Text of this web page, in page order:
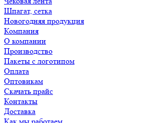
Шпагат, сетка
Новогодняя продукция
Компания
О компании
Производство
Пакеты с логотипом
Оплата
Оптовикам
Скачать прайс
Контакты
Доставка
Как мы работаем